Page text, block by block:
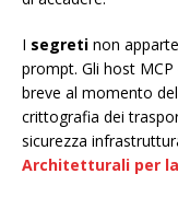
I segreti non
prompt. Gli host
breve al momento
crittografia dei
sicurezza
Architetturali per